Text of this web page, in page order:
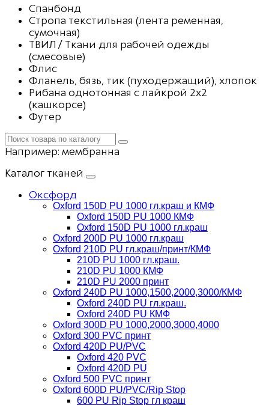
Спанбонд
Стропа текстильная (лента ременная,
сумочная)
ТВИЛ / Ткани для рабочей одежды
(смесовые)
Флис
Фланель, бязь, тик (пуходержащий), хлопок
Рибана однотонная с лайкрой 2х2
(кашкорсе)
Футер
Например: мембранна
Каталог тканей
Оксфорд
Oxford 150D PU 1000 гл.краш и КМФ
Oxford 150D PU 1000 КМФ
Oxford 150D PU 1000 гл.краш
Oxford 200D PU 1000 гл.краш
Oxford 210D PU гл.краш/принт/КМФ
210D PU 1000 гл.краш.
210D PU 1000 КМФ
210D PU 2000 принт
Oxford 240D PU 1000,1500,2000,3000/КМФ
Oxford 240D PU гл.краш.
Oxford 240D PU КМФ
Oxford 300D PU 1000,2000,3000,4000
Oxford 300 PVC принт
Oxford 420D PU/PVC
Oxford 420 PVC
Oxford 420D PU
Oxford 500 PVC принт
Oxford 600D PU/PVC/Rip Stop
600 PU Rip Stop гл краш